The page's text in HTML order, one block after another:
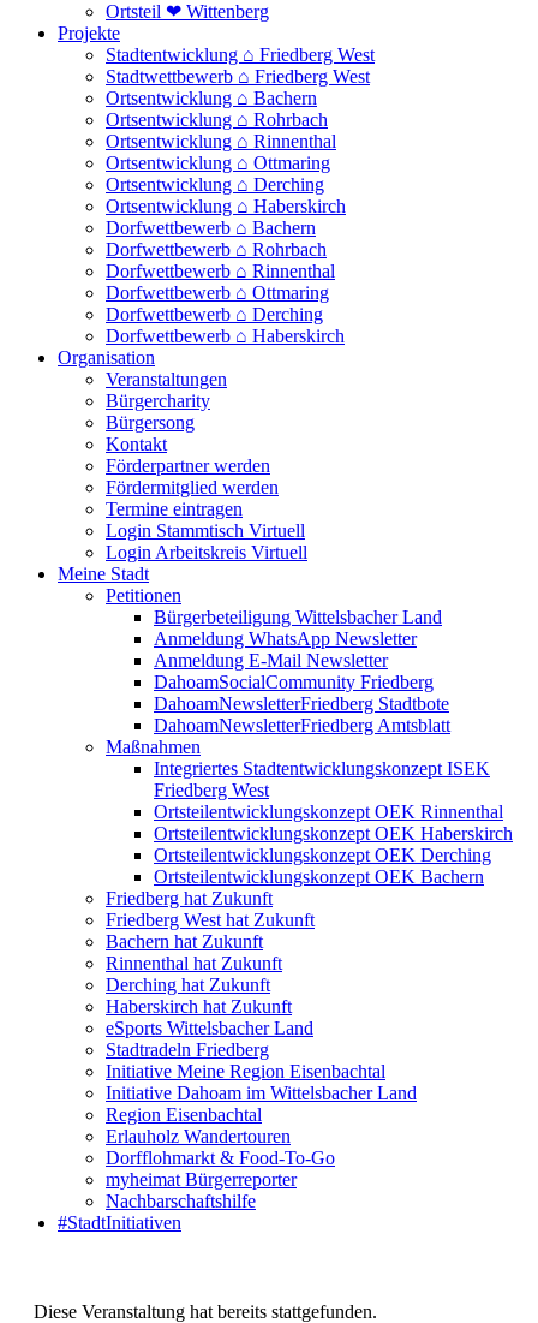
Ortsteil ❤ Wittenberg
Projekte
Stadtentwicklung ⌂ Friedberg West
Stadtwettbewerb ⌂ Friedberg West
Ortsentwicklung ⌂ Bachern
Ortsentwicklung ⌂ Rohrbach
Ortsentwicklung ⌂ Rinnenthal
Ortsentwicklung ⌂ Ottmaring
Ortsentwicklung ⌂ Derching
Ortsentwicklung ⌂ Haberskirch
Dorfwettbewerb ⌂ Bachern
Dorfwettbewerb ⌂ Rohrbach
Dorfwettbewerb ⌂ Rinnenthal
Dorfwettbewerb ⌂ Ottmaring
Dorfwettbewerb ⌂ Derching
Dorfwettbewerb ⌂ Haberskirch
Organisation
Veranstaltungen
Bürgercharity
Bürgersong
Kontakt
Förderpartner werden
Fördermitglied werden
Termine eintragen
Login Stammtisch Virtuell
Login Arbeitskreis Virtuell
Meine Stadt
Petitionen
Bürgerbeteiligung Wittelsbacher Land
Anmeldung WhatsApp Newsletter
Anmeldung E-Mail Newsletter
DahoamSocialCommunity Friedberg
DahoamNewsletterFriedberg Stadtbote
DahoamNewsletterFriedberg Amtsblatt
Maßnahmen
Integriertes Stadtentwicklungskonzept ISEK
Friedberg West
Ortsteilentwicklungskonzept OEK Rinnenthal
Ortsteilentwicklungskonzept OEK Haberskirch
Ortsteilentwicklungskonzept OEK Derching
Ortsteilentwicklungskonzept OEK Bachern
Friedberg hat Zukunft
Friedberg West hat Zukunft
Bachern hat Zukunft
Rinnenthal hat Zukunft
Derching hat Zukunft
Haberskirch hat Zukunft
eSports Wittelsbacher Land
Stadtradeln Friedberg
Initiative Meine Region Eisenbachtal
Initiative Dahoam im Wittelsbacher Land
Region Eisenbachtal
Erlauholz Wandertouren
Dorfflohmarkt & Food-To-Go
myheimat Bürgerreporter
Nachbarschaftshilfe
#StadtInitiativen
Diese Veranstaltung hat bereits stattgefunden.